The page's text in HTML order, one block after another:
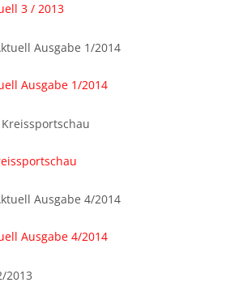
3 / 2013
Ausgabe 1/2014
Ausgabe 4/2014